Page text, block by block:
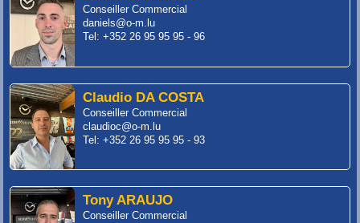
Conseiller Commercial
daniels@o-m.lu
Tel: +352 26 95 95 95 - 96
Claudio DA COSTA
Conseiller Commercial
claudioc@o-m.lu
Tel: +352 26 95 95 95 - 93
Tony ARAUJO
Conseiller Commercial